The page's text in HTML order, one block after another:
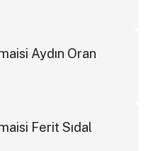
Aydın Oran
Ferit Sıdal